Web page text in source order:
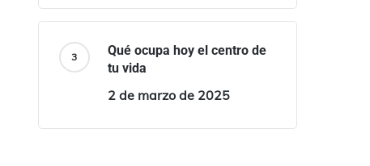
Qué ocupa hoy el centro de
tu vida
2 de marzo de 2025